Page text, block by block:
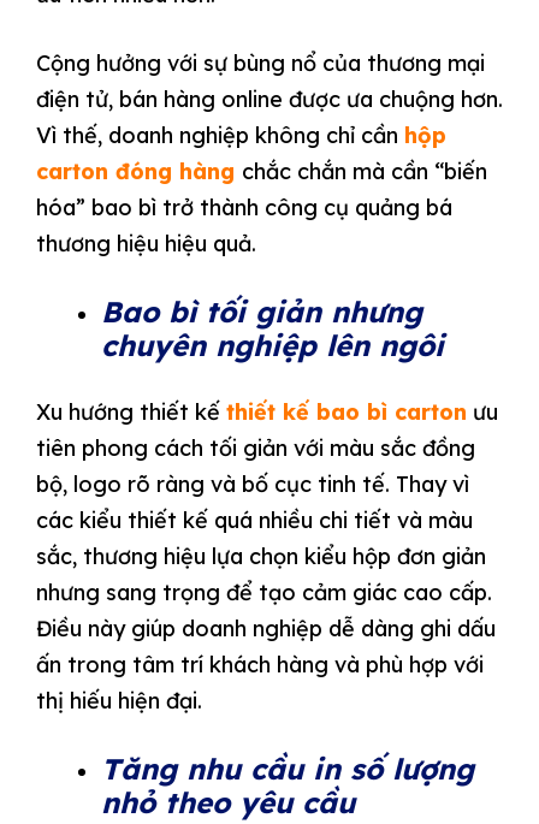
Cộng hưởng với sự bùng nổ của thương mại
điện tử, bán hàng online được ưa chuộng hơn.
Vì thế, doanh nghiệp không chỉ cần hộp
carton đóng hàng chắc chắn mà cần “biến
hóa” bao bì trở thành công cụ quảng bá
thương hiệu hiệu quả.
Bao bì tối giản nhưng
chuyên nghiệp lên ngôi
Xu hướng thiết kế thiết kế bao bì carton ưu
tiên phong cách tối giản với màu sắc đồng
bộ, logo rõ ràng và bố cục tinh tế. Thay vì
các kiểu thiết kế quá nhiều chi tiết và màu
sắc, thương hiệu lựa chọn kiểu hộp đơn giản
nhưng sang trọng để tạo cảm giác cao cấp.
Điều này giúp doanh nghiệp dễ dàng ghi dấu
ấn trong tâm trí khách hàng và phù hợp với
thị hiếu hiện đại.
Tăng nhu cầu in số lượng
nhỏ theo yêu cầu